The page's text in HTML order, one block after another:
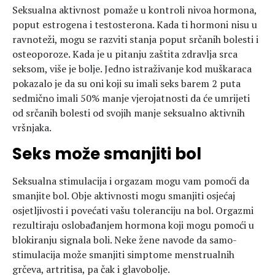
Seksualna aktivnost pomaže u kontroli nivoa hormona,
poput estrogena i testosterona. Kada ti hormoni nisu u
ravnoteži, mogu se razviti stanja poput srčanih bolesti i
osteoporoze. Kada je u pitanju zaštita zdravlja srca
seksom, više je bolje. Jedno istraživanje kod muškaraca
pokazalo je da su oni koji su imali seks barem 2 puta
sedmično imali 50% manje vjerojatnosti da će umrijeti
od srčanih bolesti od svojih manje seksualno aktivnih
vršnjaka.
Seks može smanjiti bol
Seksualna stimulacija i orgazam mogu vam pomoći da
smanjite bol. Obje aktivnosti mogu smanjiti osjećaj
osjetljivosti i povećati vašu toleranciju na bol. Orgazmi
rezultiraju oslobađanjem hormona koji mogu pomoći u
blokiranju signala boli. Neke žene navode da samo-
stimulacija može smanjiti simptome menstrualnih
grčeva, artritisa, pa čak i glavobolje.